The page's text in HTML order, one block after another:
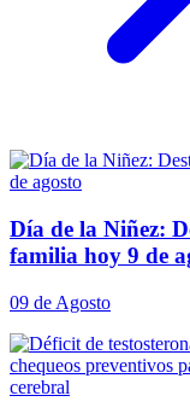
Día de la Niñez:
familia hoy 9 de
09 de Agosto